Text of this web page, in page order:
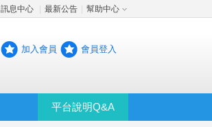
訊息中心 最新公告 幫助中心
加入會員 會員登入
平台說明Q&A